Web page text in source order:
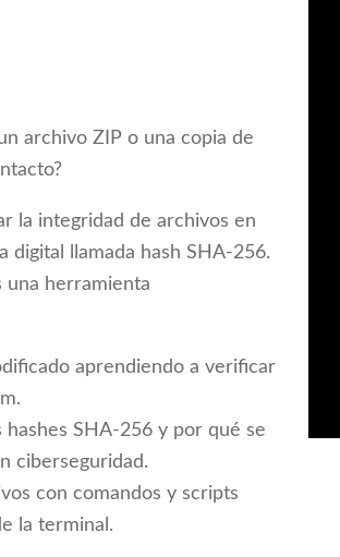
archivo ZIP o una copia de
la integridad de archivos en
digital llamada hash SHA-256.
una herramienta
aprendiendo a verificar
SHA-256 y por qué se
ciberseguridad.
con comandos y scripts
la terminal.